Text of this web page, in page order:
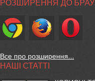
РОЗШИРЕННЯ ДО
Все про розширення...
НАШІ СТАТТІ